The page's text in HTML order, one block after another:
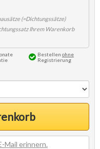
Bestellen ohne
Registrierung
Mail erinnern.